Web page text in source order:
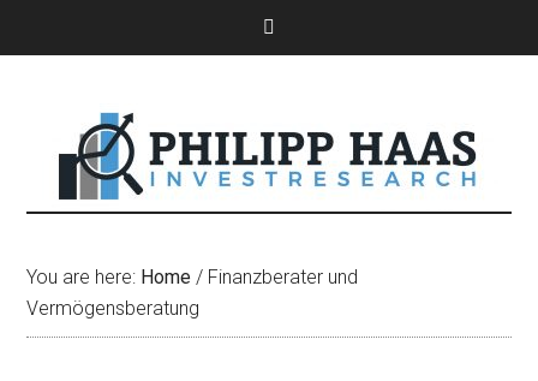
You are here: Home / Finanzberater und
Vermögensberatung